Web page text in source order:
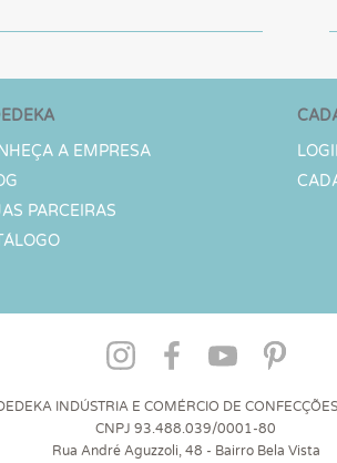
A EMPRESA
PARCEIRAS
INDÚSTRIA E COMÉRCIO DE
CNPJ 93.488.039/0001-80
Rua André Aguzzoli, 48 - Bairro Bela Vista